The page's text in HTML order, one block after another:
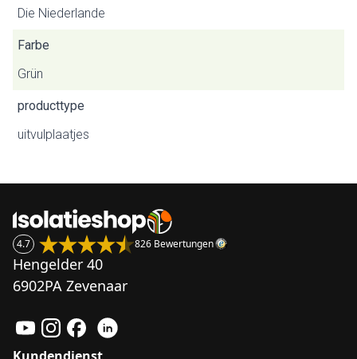
Die Niederlande
Farbe
Grün
producttype
uitvulplaatjes
4.7 826 Bewertungen
Hengelder 40
6902PA Zevenaar